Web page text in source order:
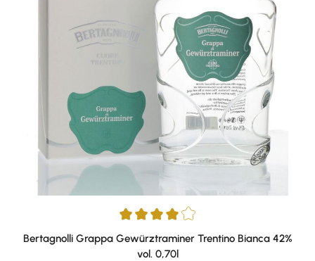
Durchschnittliche Bewertung von 4 von 5 Sternen
Bertagnolli Grappa Gewürztraminer Trentino Bianca 42%
vol. 0,70l